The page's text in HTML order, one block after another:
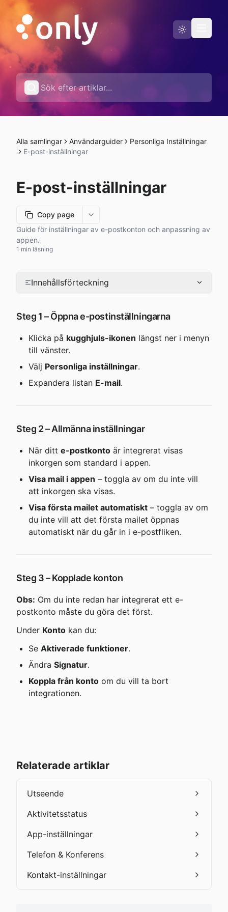
Driftstatus
Svenska
Alla samlingar Användarguider
Personliga Inställningar
E-post-inställningar
E-post-inställningar
Copy page
More options
Guide för inställningar av e-postkonton och anpassning av
appen.
1 min läsning
Innehållsförteckning
Steg 1 – Öppna e-postinställningarna
Klicka på kugghjuls-ikonen längst ner i menyn
till vänster.
Välj Personliga inställningar.
Expandera listan E-mail.
Steg 2 – Allmänna inställningar
När ditt e-postkonto är integrerat visas
inkorgen som standard i appen.
Visa mail i appen – toggla av om du inte vill
att inkorgen ska visas.
Visa första mailet automatiskt – toggla av om
du inte vill att det första mailet öppnas
automatiskt när du går in i e-postfliken.
Steg 3 – Kopplade konton
Obs: Om du inte redan har integrerat ett e-
postkonto måste du göra det först.
Under Konto kan du:
Se Aktiverade funktioner.
Ändra Signatur.
Koppla från konto om du vill ta bort
integrationen.
Relaterade artiklar
Utseende
Aktivitetsstatus
App-inställningar
Telefon & Konferens
Kontakt-inställningar